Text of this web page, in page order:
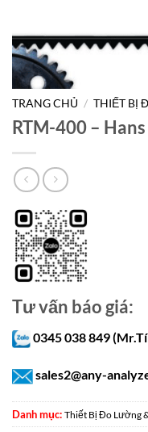
TRANG CHỦ / THIẾT BỊ
RTM-400 –
Tư vấn báo giá:
0345 038 849
sales2@any-
Danh mục: Thiết Bị Đo Lường